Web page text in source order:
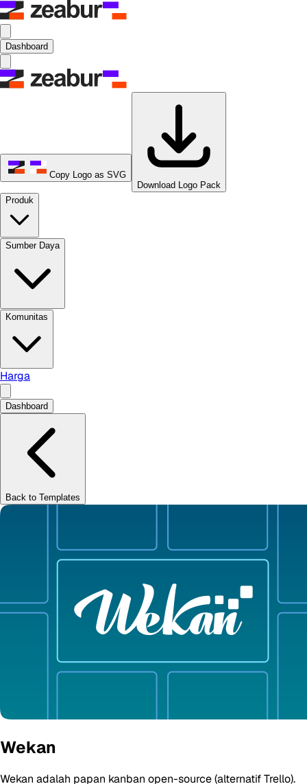
Dashboard
Copy Logo as SVG
Download Logo Pack
Produk
Sumber Daya
Komunitas
Harga
Dashboard
Back to Templates
Wekan
Wekan adalah papan kanban open-source (alternatif Trello).